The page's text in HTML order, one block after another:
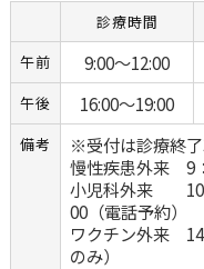
診療時間
午前
9:00～12:00
午後 16:00～19:00
備考
※受付は診療終
慢性疾患外来 9
小児科外来 10
00（電話予約）
ワクチン外来 14
のみ）